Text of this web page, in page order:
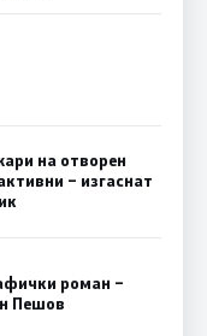
на отворен
– изгаснат
роман –
Пешов